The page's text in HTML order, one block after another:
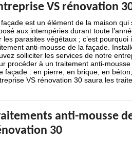
VS rénovation
façade est un élément de la maison
aux intempéries durant toute
les parasites végétaux ; c’est
anti-mousse de la façade.
solliciter les services de notre
procéder à un traitement anti-
façade : en pierre, en brique, en
VS rénovation 30 saura les
anti-mousse
30